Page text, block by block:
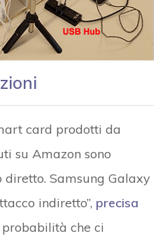
card prodotti da
su Amazon sono
Samsung Galaxy
indiretto”, precisa
che ci